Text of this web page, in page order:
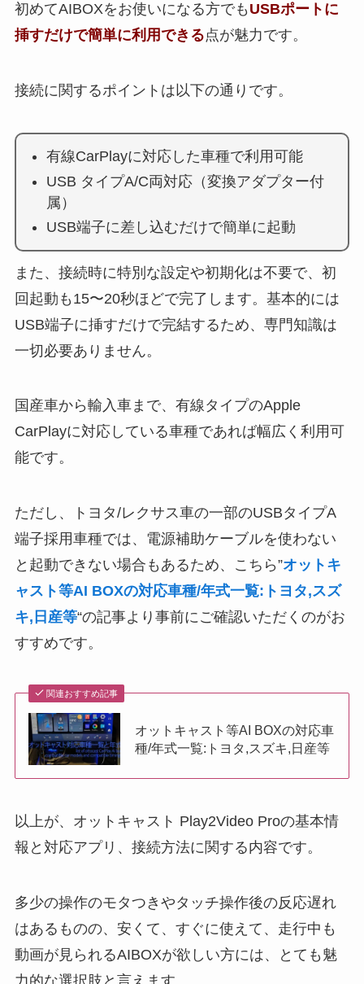
初めてAIBOXをお使いになる方でも USBポートに
挿すだけで簡単に利用できる点が魅力です。
接続に関するポイントは以下の通りです。
有線CarPlayに対応した車種で利用可能
USB タイプA/C両対応（変換アダプター付
属）
USB端子に差し込むだけで簡単に起動
また、接続時に特別な設定や初期化は不要で、初
回起動も15〜20秒ほどで完了します。基本的には
USB端子に挿すだけで完結するため、専門知識は
一切必要ありません。
国産車から輸入車まで、有線タイプのApple
CarPlayに対応している車種であれば幅広く利用可
能です。
ただし、トヨタ/レクサス車の一部のUSBタイプA
端子採用車種では、電源補助ケーブルを使わない
と起動できない場合もあるため、こちら”オットキ
ャスト等AI BOXの対応車種/年式一覧:トヨタ,スズ
キ,日産等“の記事より事前にご確認いただくのがお
すすめです。
関連おすすめ記事
オットキャスト等AI BOXの対応車
種/年式一覧:トヨタ,スズキ,日産等
以上が、オットキャスト Play2Video Proの基本情
報と対応アプリ、接続方法に関する内容です。
多少の操作のモタつきやタッチ操作後の反応遅れ
はあるものの、安くて、すぐに使えて、走行中も
動画が見られるAIBOXが欲しい方には、とても魅
力的な選択肢と言えます。